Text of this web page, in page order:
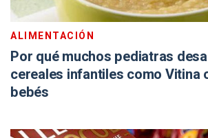
ALIMENTACIÓN
Por qué muchos pediatras
cereales infantiles como Vitina
bebés